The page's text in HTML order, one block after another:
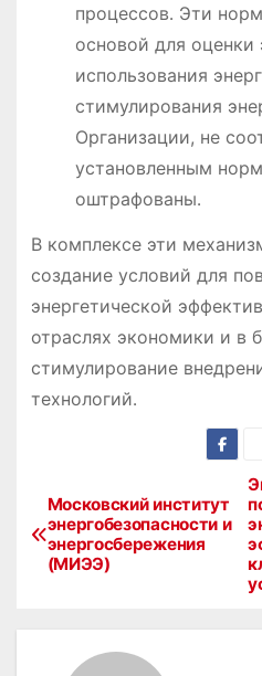
процессов․ Эти
основой для оценки
использования
стимулирования
Организации, не
установленным
оштрафованы․
В комплексе эти
создание условий для
энергетической
отраслях экономики и в
стимулирование
технологий․
Н
а
Московский институт
энергобезопасности и
энергосбережения
(МИЭЭ)